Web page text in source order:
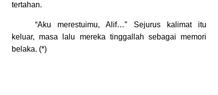
tertahan.
“Aku merestuimu, Alif…” Sejurus kalimat itu
keluar, masa lalu mereka tinggallah sebagai memori
belaka. (*)